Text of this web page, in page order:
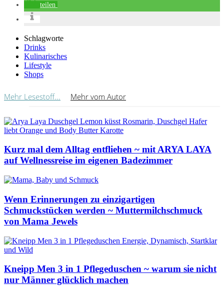
teilen
Schlagworte
Drinks
Kulinarisches
Lifestyle
Shops
Mehr Lesestoff... Mehr vom Autor
Kurz mal dem Alltag entfliehen ~ mit ARYA LAYA
auf Wellnessreise im eigenen Badezimmer
Wenn Erinnerungen zu einzigartigen
Schmuckstücken werden ~ Muttermilchschmuck
von Mama Jewels
Kneipp Men 3 in 1 Pflegeduschen ~ warum sie nicht
nur Männer glücklich machen